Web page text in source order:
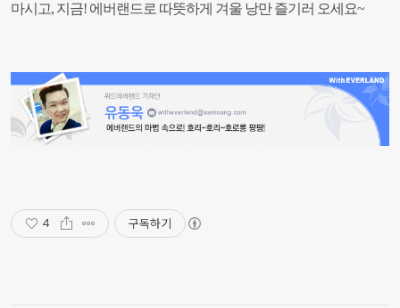
마시고, 지금! 에버랜드로 따뜻하게 겨울 낭만 즐기러 오세요~
4 구독하기